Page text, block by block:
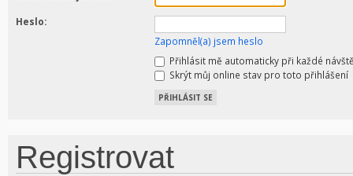
Heslo:
Zapomněl(a) jsem heslo
Přihlásit mě automaticky při každé
Skrýt můj online stav pro toto přihlášení
Registrovat